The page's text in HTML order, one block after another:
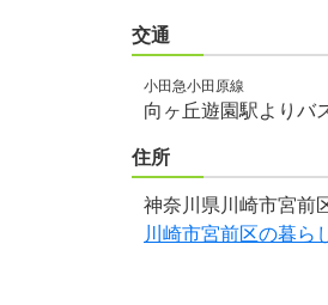
交通
小田急小田原線
向ヶ丘遊園駅よりバ
住所
神奈川県川崎市宮前
川崎市宮前区の暮ら